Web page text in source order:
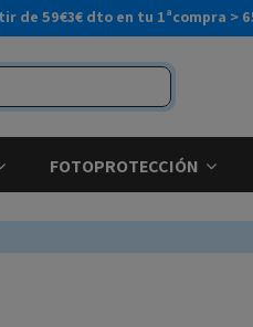
de 59€3€ dto en tu 1ªcompra >
FOTOPROTECCIÓN